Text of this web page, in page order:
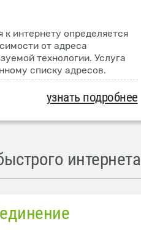
к интернету определяется
от адреса
технологии. Услуга
списку адресов.
узнать подробнее